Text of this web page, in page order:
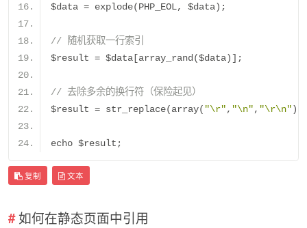
$data = explode(PHP_EOL, $data);
// 随机获取一行索引
$result = $data[array_rand($data)];
// 去除多余的换行符（保险起见）
$result = str_replace(array( "\r", "\n", "\r\n"),
echo $result ;
复制 文本
如何在静态页面中引用